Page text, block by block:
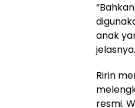
anak
jelasnya.
Ririn
resmi.